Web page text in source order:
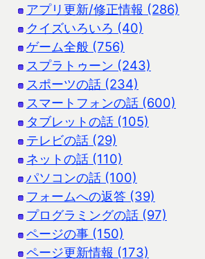
アプリ更新/修正情報 (286)
クイズいろいろ (40)
ゲーム全般 (756)
スプラトゥーン (243)
スポーツの話 (234)
スマートフォンの話 (600)
タブレットの話 (105)
テレビの話 (29)
ネットの話 (110)
パソコンの話 (100)
フォームへの返答 (39)
プログラミングの話 (97)
ページの事 (150)
ページ更新情報 (173)